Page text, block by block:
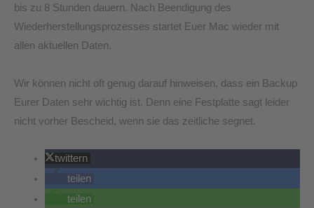
bis zu 8 Stunden dauern. Nach Beendigung des
Wiederherstellungsprozesses startet Euer Mac wieder mit
allen aktuellen Daten.
Wir können nicht oft genug darauf hinweisen, dass ein Backup
Eurer Daten sehr wichtig ist. Denn eine Festplatte sagt leider
nicht vorher Bescheid, wenn sie das zeitliche segnet.
twittern
teilen
teilen